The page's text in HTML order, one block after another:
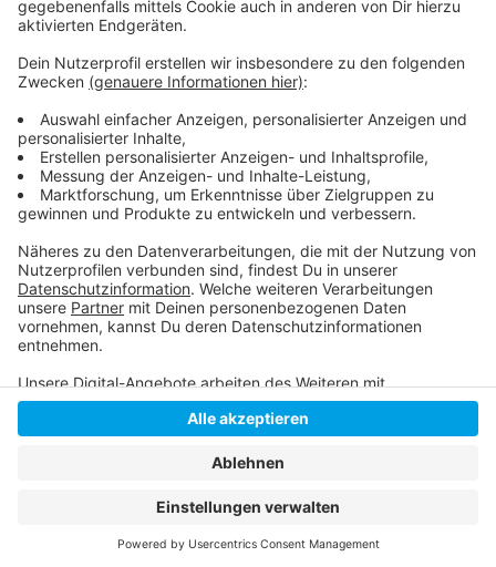
Hier geht es zur DEG
Die Tabelle der DEL
Das ist Daniel Kreutzer
Anzeige
Anzeige